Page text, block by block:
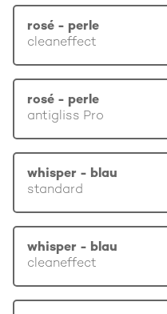
rosé - perle
cleaneffect
rosé - perle
antigliss Pro
whisper - blau
standard
whisper - blau
cleaneffect